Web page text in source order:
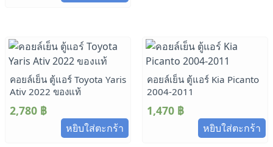
คอยล์เย็น ตู้แอร์ Toyota Yaris
Ativ 2022 ของแท้
2,780 ฿
หยิบใส่ตะกร้า
คอยล์เย็น ตู้แอร์ Kia Picanto
2004-2011
1,470 ฿
หยิบใส่ตะกร้า